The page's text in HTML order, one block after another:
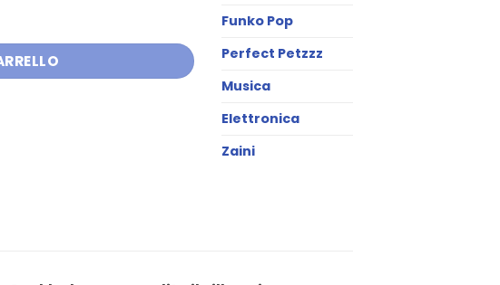
Funko Pop
Perfect Petzzz
Musica
Elettronica
Zaini